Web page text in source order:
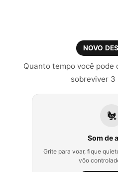
NOVO
Quanto tempo você pode
sobreviver 3
🐔
Som de
Grite para voar, fique
vôo